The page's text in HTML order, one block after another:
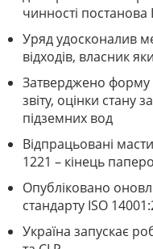
чинності
Уряд удосконалив
відходів, власник
Затверджено форму
звіту, оцінки стану
підземних вод
Відпрацьовані
1221 – кінець
Опубліковано
стандарту ISO
Україна запускає